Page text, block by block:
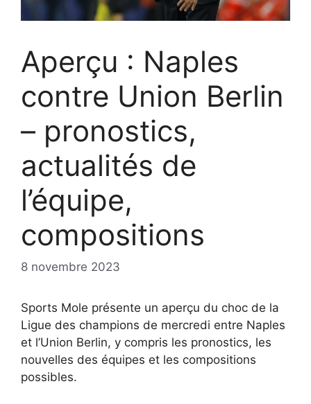
Aperçu : Naples
contre Union Berlin
– pronostics,
actualités de
l’équipe,
compositions
8 novembre 2023
Sports Mole présente un aperçu du choc de la
Ligue des champions de mercredi entre Naples
et l’Union Berlin, y compris les pronostics, les
nouvelles des équipes et les compositions
possibles.